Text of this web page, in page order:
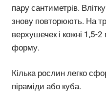
пару сантиметрів.
знову повторюють. На
верхушечек і кожні 1,5-
форму.
Кілька рослин легко
піраміди або куба.